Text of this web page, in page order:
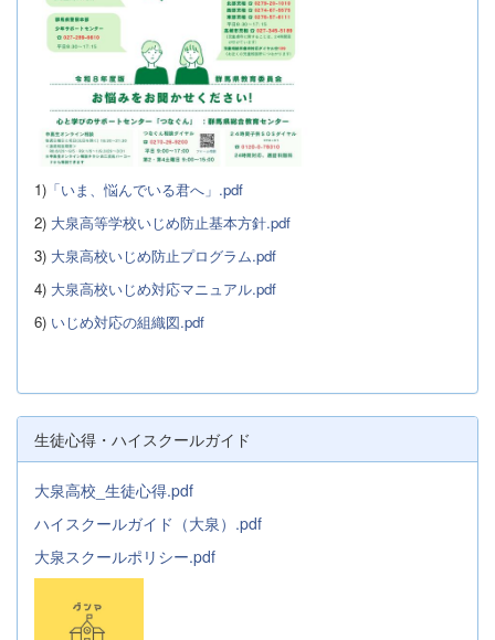
1) 「いま、悩んでいる君へ」.pdf
2) 大泉高等学校いじめ防止基本方針.pdf
3) 大泉高校いじめ防止プログラム.pdf
4) 大泉高校いじめ対応マニュアル.pdf
6) いじめ対応の組織図.pdf
生徒心得・ハイスクールガイド
大泉高校_生徒心得.pdf
ハイスクールガイド（大泉）.pdf
大泉スクールポリシー.pdf